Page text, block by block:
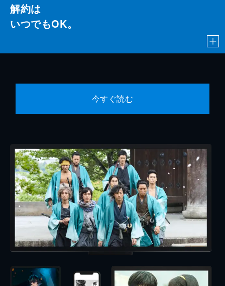
解約は
いつでもOK。
今すぐ読む